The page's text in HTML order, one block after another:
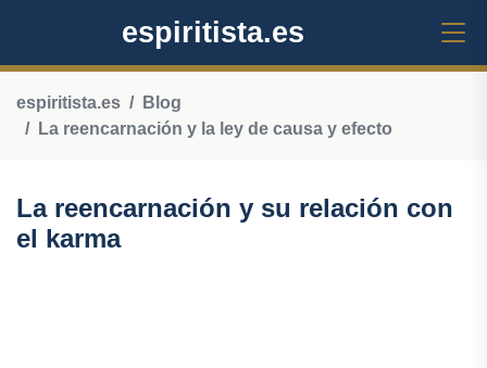
espiritista.es
espiritista.es
Blog
La reencarnación y la ley de causa y efecto
La reencarnación y su relación con
el karma